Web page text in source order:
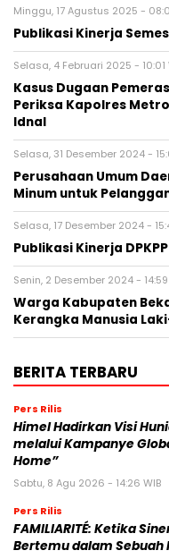
Minggu, 17 Agustus 2025 -
Publikasi Kinerja
Selasa, 4 Februari 2025 - 10:01
Kasus Dugaan
Periksa Kapolres
Idnal
Selasa, 31 Desember 2024 -
Perusahaan Umum
Minum untuk
Selasa, 17 Desember 2024 -
Publikasi Kinerja
Senin, 2 Desember 2024 - 14:59
Warga Kabupaten
Kerangka Manusia
BERITA TERBARU
Pers Rilis
Himel Hadirkan Visi
melalui Kampanye
Home”
Sabtu, 8 Agu 2026 - 14:26 WIB
Pers Rilis
FAMILIARITÉ: Ketika
Bertemu dalam Sebuah